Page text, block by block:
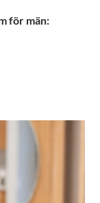
för män: